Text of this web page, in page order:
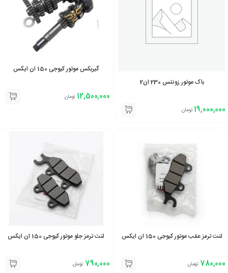
باک موتور زونتس 230 ان2
19,000,000 تومان
گیربکس موتور کیوجی 150 ان ایکس
12,500,000 تومان
لنت ترمز عقب موتور کیوجی 150 ان ایکس
780,000 تومان
لنت ترمز جلو موتور کیوجی 150 ان ایکس
790,000 تومان